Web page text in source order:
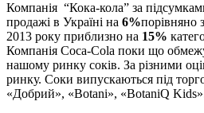
Компанія “Кока-кола” за
продажі в Україні на 6%порівняно
2013 року приблизно на 15%
Компанія Coca-Cola поки що
нашому ринку соків. За різними
ринку. Соки випускаються під
«Добрий», «Botani», «BotaniQ